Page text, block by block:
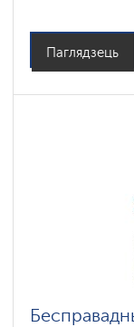
Паглядзець